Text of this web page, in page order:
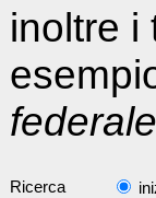
inoltre i
federale
Ricerca